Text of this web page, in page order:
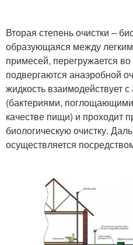
Вторая степень очистки –
образующаяся между
примесей, перегружается во
подвергаются анаэробной
жидкость взаимодействует
(бактериями,
качестве пищи) и проходит
биологическую очистку.
осуществляется